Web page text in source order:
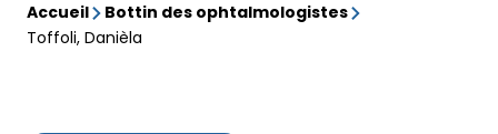
Accueil
Bottin des ophtalmologistes
Toffoli, Danièla